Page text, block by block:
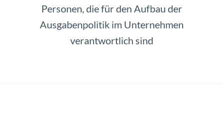
Personen, die für den Aufbau der
Ausgabenpolitik im Unternehmen
verantwortlich sind